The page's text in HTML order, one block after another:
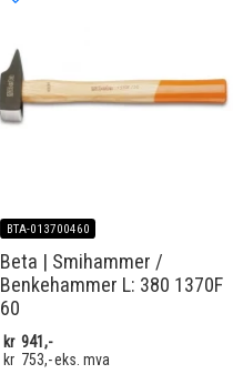
BTA-013700460
Beta | Smihammer /
Benkehammer L: 380 1370F
60
kr 941,-
kr 753,-eks. mva